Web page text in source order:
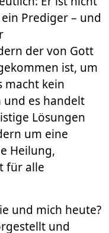
Prediger – und
der von Gott
ist, um
macht kein
und es handelt
Lösungen
um eine
Heilung,
für alle
und mich heute?
und